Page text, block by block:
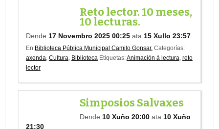
Reto lector. 10 meses,
10 lecturas.
Dende 17 Novembro 2025 00:25 ata 15 Xullo 23:57
En Biblioteca Pública Municipal Camilo Gonsar. Categorías:
axenda, Cultura, Biblioteca Etiquetas:Animación á lectura, reto
lector
Simposios Salvaxes
Dende 10 Xuño 20:00 ata 10 Xuño
21:30